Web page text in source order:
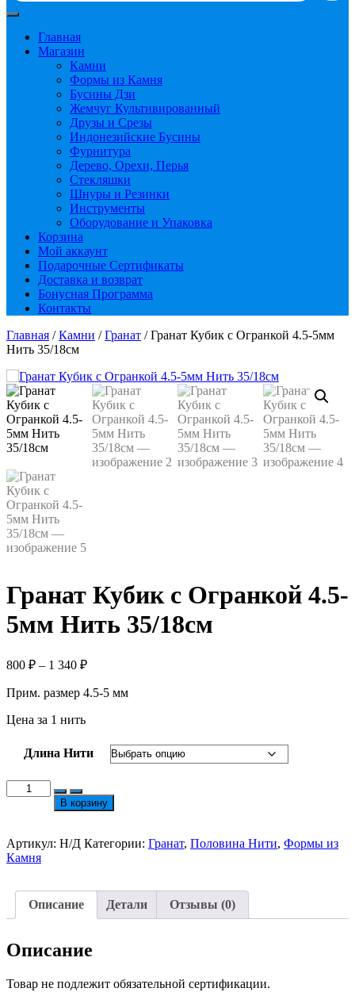
Главная
Магазин
Камни
Формы из Камня
Бусины Дзи
Жемчуг Культивированный
Друзы и Срезы
Индонезийские Бусины
Фурнитура
Дерево, Орехи, Перья
Стекляшки
Шнуры и Резинки
Инструменты
Оборудование и Упаковка
Корзина
Мой аккаунт
Подарочные Сертификаты
Доставка и возврат
Бонусная Программа
Контакты
Главная /Камни /Гранат / Гранат Кубик с Огранкой 4.5-5мм
Нить 35/18см
Гранат Кубик с Огранкой 4.5-
5мм Нить 35/18см
800 ₽ – 1 340 ₽Диапазон
800 ₽
Прим. размер 4.5-5 мм
Цена за 1 нить
Длина Нити
Количество
товара
с
Огранкой
Нить
35/18см
В корзину
Артикул: Н/Д Категории: Гранат, Половина Нити, Формы из
Камня
Описание Детали Отзывы (0)
Описание
Товар не подлежит обязательной сертификации.